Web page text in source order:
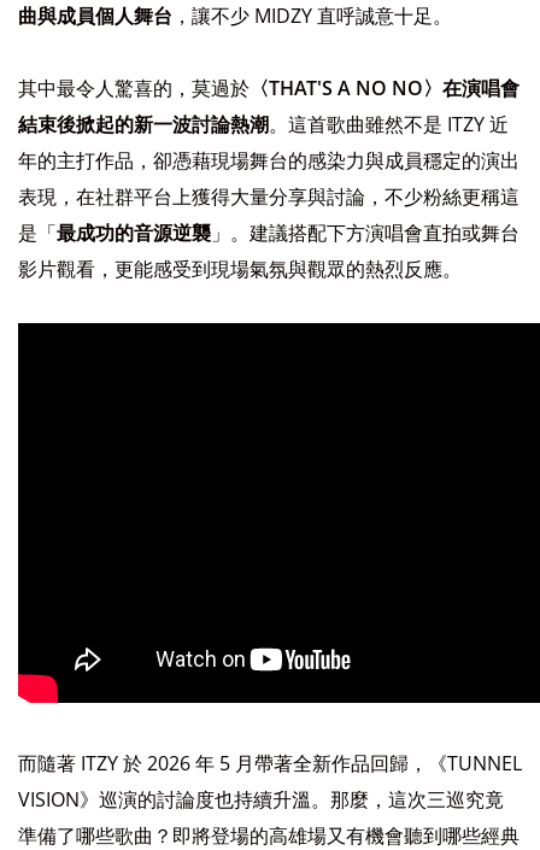
曲與成員個人舞台 ，讓不少 MIDZY 直呼誠意十足。
其中最令人驚喜的，莫過於 〈THAT'S A NO NO〉在演唱會
結束後掀起的新一波討論熱潮。這首歌曲雖然不是 ITZY 近
年的主打作品，卻憑藉現場舞台的感染力與成員穩定的演出
表現，在社群平台上獲得大量分享與討論，不少粉絲更稱這
是「最成功的音源逆襲 」。建議搭配下方演唱會直拍或舞台
影片觀看，更能感受到現場氣氛與觀眾的熱烈反應。
而隨著 ITZY 於 2026 年 5 月帶著全新作品回歸，《TUNNEL
VISION》巡演的討論度也持續升溫。那麼，這次三巡究竟
準備了哪些歌曲？即將登場的高雄場又有機會聽到哪些經典